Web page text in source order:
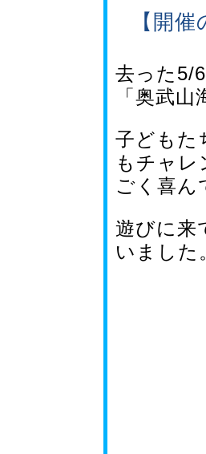
【開
去った5/
「奥武
子どもた
もチャ
ごく喜ん
遊びに来
いました